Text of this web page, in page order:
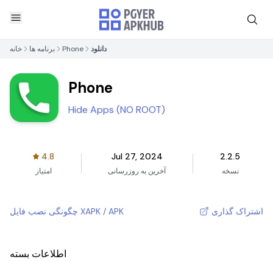
خانه برنامه ها Phone دانلود
Phone
Hide Apps (NO ROOT)
4.8
امتیاز
Jul 27, 2024
آخرین به روزرسانی
2.2.5
نسخه
چگونگی نصب فایل XAPK / APK اشتراک گذاری
اطلاعات بسته